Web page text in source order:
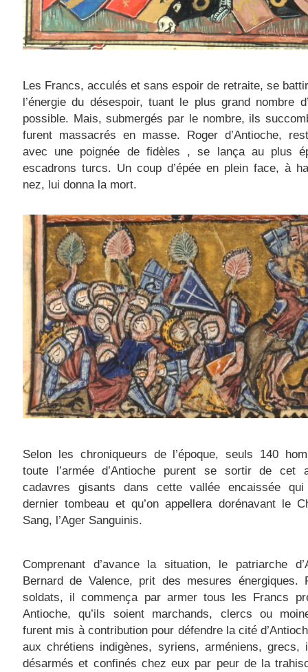
Les Francs, acculés et sans espoir de retraite, se
l’énergie du désespoir, tuant le plus grand nombre
possible. Mais, submergés par le nombre, ils
furent massacrés en masse. Roger d’Antioche,
avec une poignée de fidèles , se lança au plus
escadrons turcs. Un coup d’épée en plein face, à
nez, lui donna la mort.
Selon les chroniqueurs de l’époque, seuls 140
toute l’armée d’Antioche purent se sortir de cet
cadavres gisants dans cette vallée encaissée
dernier tombeau et qu’on appellera dorénavant le
Sang, l’Ager Sanguinis.
Comprenant d’avance la situation, le patriarche
Bernard de Valence, prit des mesures énergiques.
soldats, il commença par armer tous les Francs
Antioche, qu’ils soient marchands, clercs ou
furent mis à contribution pour défendre la cité
aux chrétiens indigènes, syriens, arméniens, grecs,
désarmés et confinés chez eux par peur de la